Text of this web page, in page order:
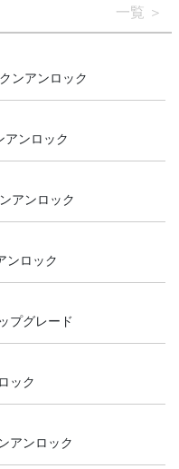
一覧
ンアンロック
アンロック
アンロック
ンロック
プグレード
ック
アンロック